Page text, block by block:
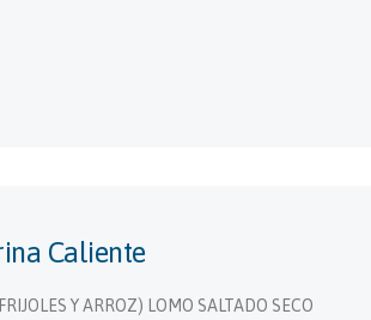
Caliente
Y ARROZ) LOMO SALTADO SECO